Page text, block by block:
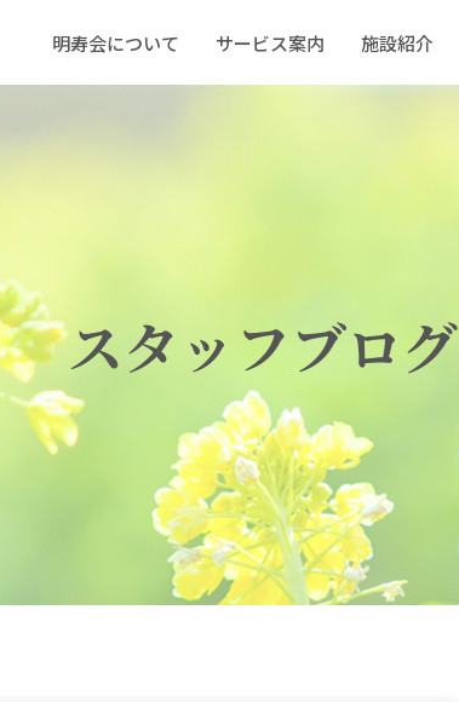
明寿会について サービス案内 施設紹介
スタッフブログ